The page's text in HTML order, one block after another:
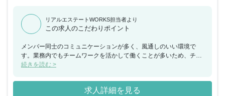
リアルエステートWORKS担当者より
この求人のこだわりポイント
メンバー同士のコミュニケーションが多く、風通しのいい環境で
す。業務内でもチームワークを活かして働くことが多いため、チー
ムで何かを成し遂げたいと考えている方におススメの求人です。ま
制度など女性のライフイベントにも沿った制度が整っております。
続きを読む >
求人詳細を見る